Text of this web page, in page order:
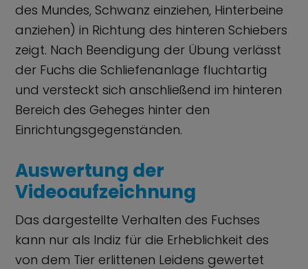
des Mundes, Schwanz einziehen, Hinterbeine
anziehen) in Richtung des hinteren Schiebers
zeigt. Nach Beendigung der Übung verlässt
der Fuchs die Schliefenanlage fluchtartig
und versteckt sich anschließend im hinteren
Bereich des Geheges hinter den
Einrichtungsgegenständen.
Auswertung der
Videoaufzeichnung
Das dargestellte Verhalten des Fuchses
kann nur als Indiz für die Erheblichkeit des
von dem Tier erlittenen Leidens gewertet